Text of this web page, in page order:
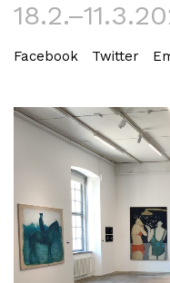
Facebook Twitter